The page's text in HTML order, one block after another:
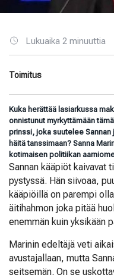
Lukuaika 2 minuuttia
Toimitus
Kuka herättää lasiarkussa
onnistunut myrkyttämään
prinssi, joka suutelee Sannan
häitä tanssimaan? Sanna
kotimaisen politiikan
Sannan kääpiöt kaivavat
pystyssä. Hän siivoaa,
kääpiöillä on parempi
äitihahmon joka pitää
enemmän kuin yksikään
Marinin edeltäjä veti
avustajallaan, mutta
seitsemän. On se